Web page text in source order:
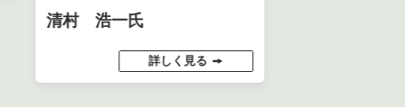
清村 浩一氏
詳しく見る